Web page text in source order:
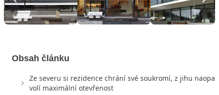
Obsah článku
Ze severu si rezidence chrání své soukromí, z jihu naopak
volí maximální otevřenost